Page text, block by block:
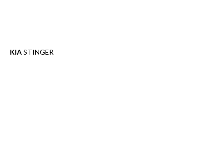
KIASTINGER